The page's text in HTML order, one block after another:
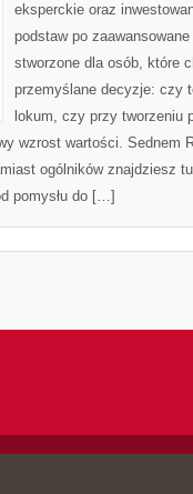
eksperckie oraz
podstaw po
stworzone dla osób, które
przemyślane decyzje: czy
lokum, czy przy tworzeniu
wzrost wartości. Sednem
ogólników znajdziesz
pomysłu do […]